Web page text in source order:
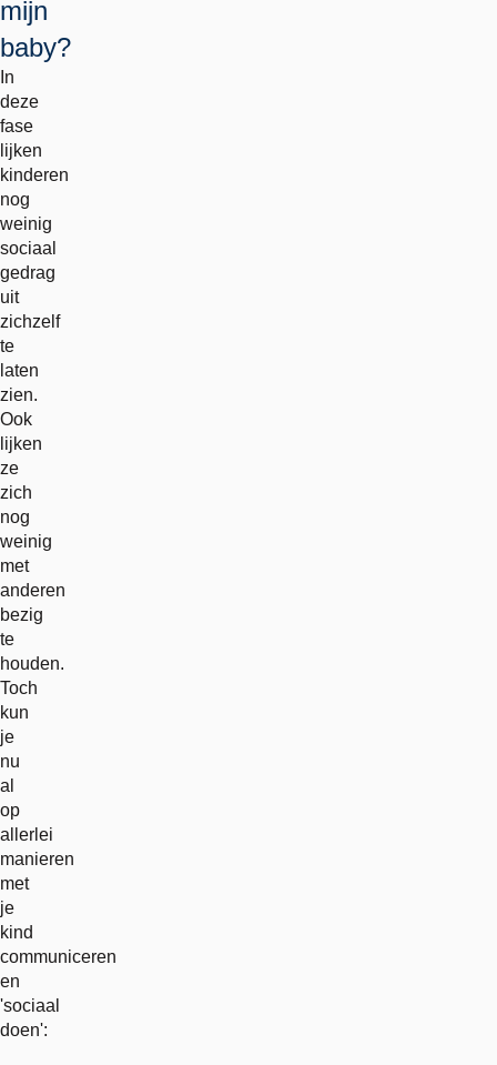
mijn
baby?
In
deze
fase
lijken
kinderen
nog
weinig
sociaal
gedrag
uit
zichzelf
te
laten
zien.
Ook
lijken
ze
zich
nog
weinig
met
anderen
bezig
te
houden.
Toch
kun
je
nu
al
op
allerlei
manieren
met
je
kind
communiceren
en
'sociaal
doen':